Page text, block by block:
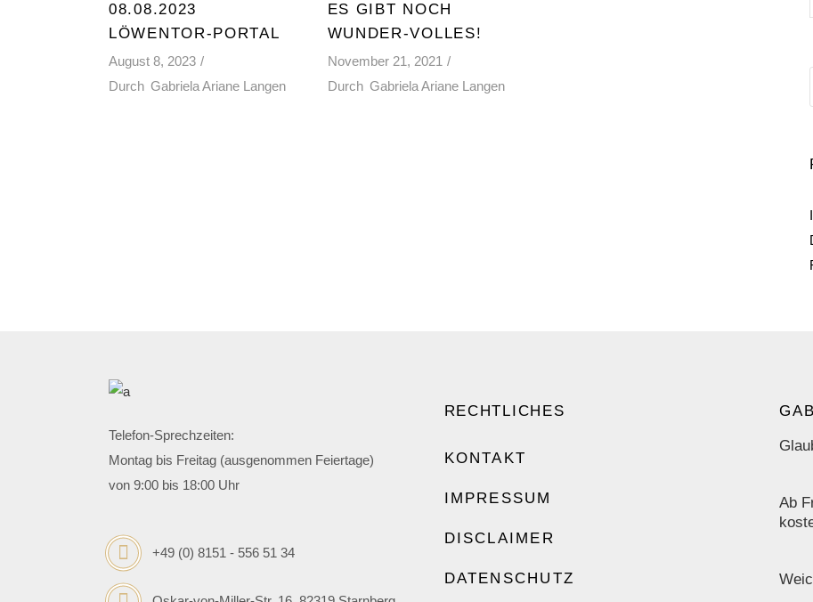
08.08.2023
LÖWENTOR-PORTAL
August 8, 2023
Durch Gabriela Ariane Langen
ES GIBT NOCH
WUNDER-VOLLES!
November 21, 2021
Durch Gabriela Ariane Langen
Telefon-Sprechzeiten:
Montag bis Freitag (ausgenommen Feiertage)
von 9:00 bis 18:00 Uhr
+49 (0) 8151 - 556 51 34
RECHTLICHES
KONTAKT
IMPRESSUM
DISCLAIMER
DATENSCHUTZ
Ab